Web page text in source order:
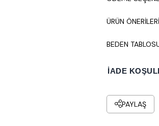
ÜRÜN ÖNERILERI
BEDEN
İADE
PAYLAŞ